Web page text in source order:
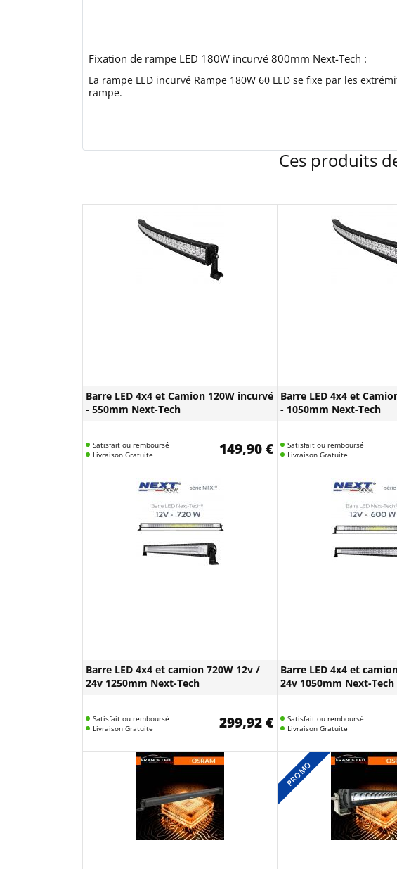
Fixation de rampe LED 180W incurvé 800mm Next-Tech :
La rampe LED incurvé Rampe 180W 60 LED se fixe par les
rampe.
Ces produits
Barre LED 4x4 et Camion 120W incurvé
- 550mm Next-Tech
Satisfait ou remboursé
Livraison Gratuite
149,90 €
Barre LED 4x4 et
- 1050mm Next-Tech
Satisfait ou remboursé
Livraison Gratuite
Barre LED 4x4 et camion 720W 12v /
24v 1250mm Next-Tech
Satisfait ou remboursé
Livraison Gratuite
299,92 €
Barre LED 4x4 et
24v 1050mm Next-Tech
Satisfait ou remboursé
Livraison Gratuite
PROMO